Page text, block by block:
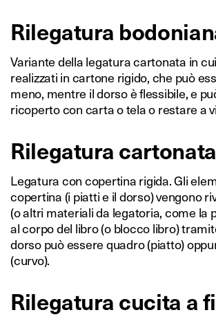
Rilegatura
Variante della legatura cartonata in
realizzati in cartone rigido, che può
meno, mentre il dorso è flessibile, e
ricoperto con carta o tela o restare a
Rilegatura cartonata
Legatura con copertina rigida. Gli
copertina (i piatti e il dorso) vengono
(o altri materiali da legatoria, come la
al corpo del libro (o blocco libro)
dorso può essere quadro (piatto)
(curvo).
Rilegatura cucita a